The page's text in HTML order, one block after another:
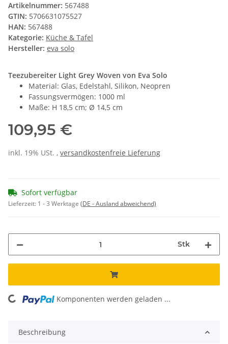
Artikelnummer: 567488
GTIN: 5706631075527
HAN: 567488
Kategorie: Küche & Tafel
Hersteller: eva solo
Teezubereiter Light Grey Woven von Eva Solo
Material: Glas, Edelstahl, Silikon, Neopren
Fassungsvermögen: 1000 ml
Maße: H 18,5 cm; Ø 14,5 cm
109,95 €
inkl. 19% USt. , versandkostenfreie Lieferung
Sofort verfügbar
Lieferzeit: 1 - 3 Werktage (DE - Ausland abweichend)
Stk
Komponenten werden geladen ...
Beschreibung